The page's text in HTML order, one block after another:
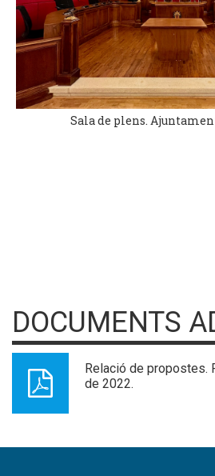
Sala de plens.
DOCUMENTS
Relació de propostes.
de 2022.